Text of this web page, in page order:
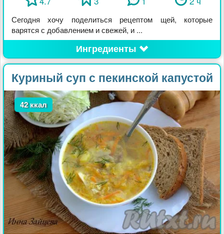
Сегодня хочу поделиться рецептом щей, которые
варятся с добавлением и свежей, и ...
Ингредиенты
Куриный суп с пекинской капустой
42 ккал